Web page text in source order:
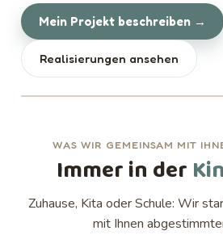
Mein Projekt beschreiben →
Realisierungen ansehen
WAS WIR GEMEINSAM MIT
Immer in der
Zuhause, Kita oder Schule: Wir
mit Ihnen